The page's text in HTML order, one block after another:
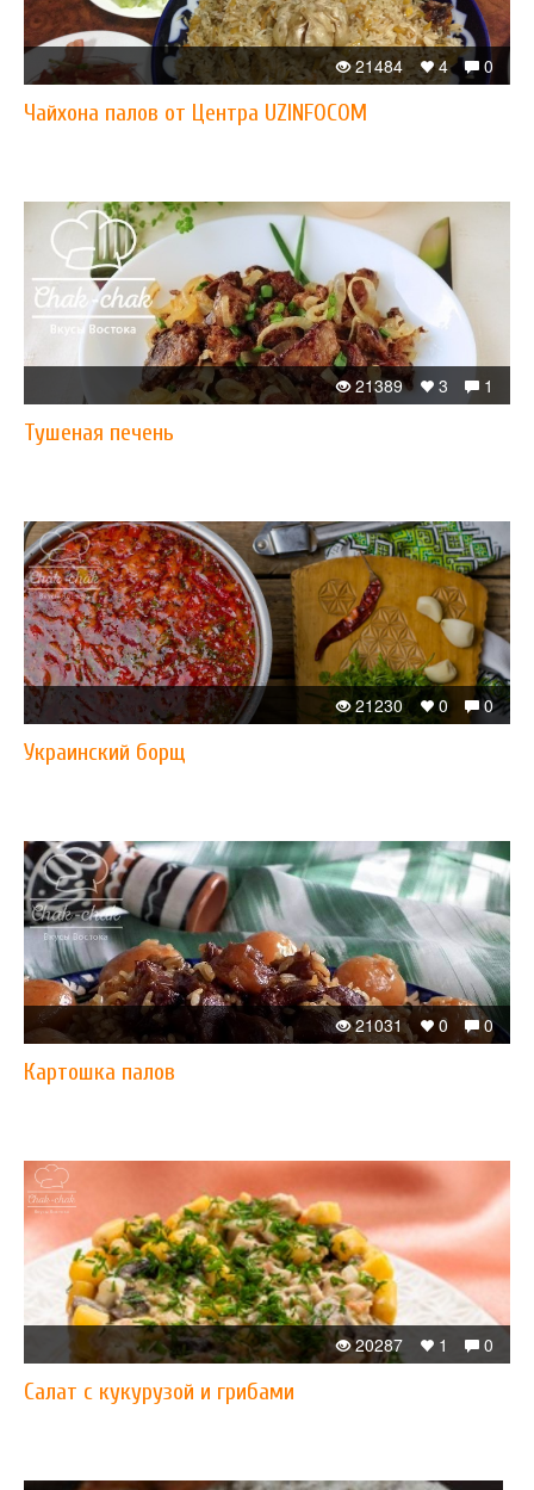
0
4
21484
Чайхона палов от Центра UZINFOCOM
1
3
21389
Тушеная печень
0
0
21230
Украинский борщ
0
0
21031
​Картошка палов
0
1
20287
Салат с кукурузой и грибами